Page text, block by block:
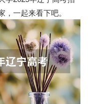
一起来看下吧。